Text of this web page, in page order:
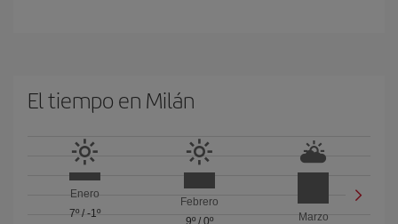
El tiempo en Milán
Enero
7º/ -1º
Febrero
9º/ 0º
Marzo